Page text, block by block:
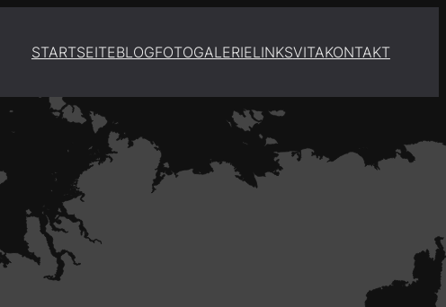
STARTSEITEBLOGFOTOGALERIELINKSVITAKONTAKT